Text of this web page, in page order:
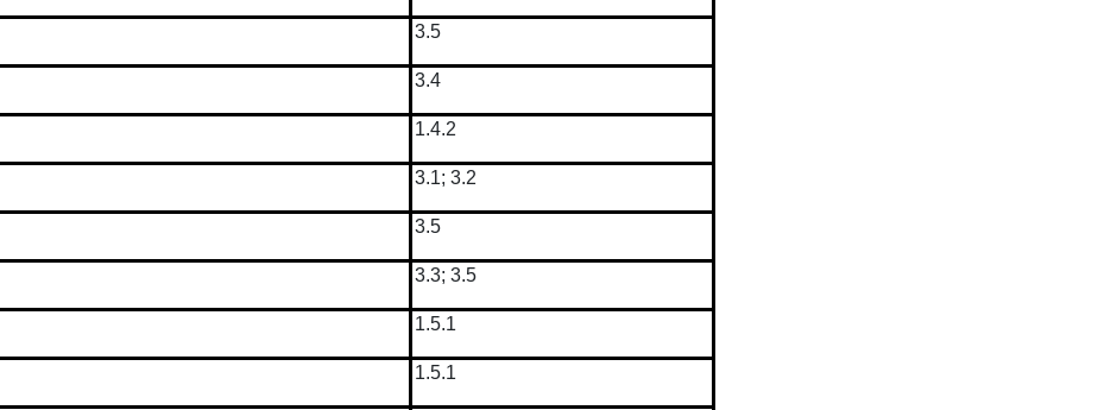
3.5
3.4
1.4.2
3.1; 3.2
3.5
3.3; 3.5
1.5.1
1.5.1